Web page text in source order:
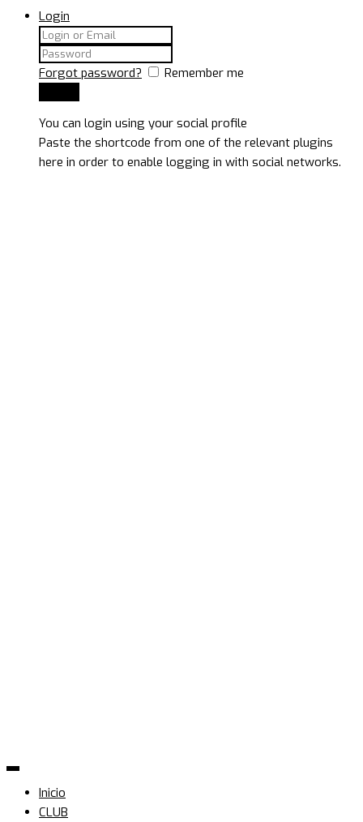
Login
Forgot password? Remember me
You can login using your social profile
Paste the shortcode from one of the relevant plugins
here in order to enable logging in with social networks.
Inicio
CLUB